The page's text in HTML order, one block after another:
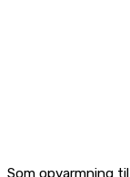
Som opvarmning